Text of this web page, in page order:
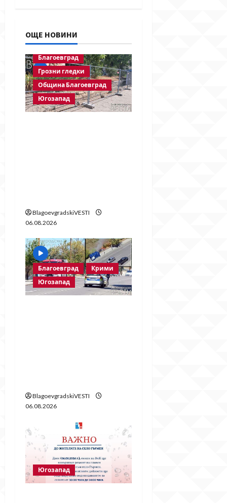
t
i
o
n
ОЩЕ НОВИНИ
Благоевград
Грозни гледки
Община Благоевград
Югозапад
BlagoevgradskiVESTI
06.08.2026
Благоевград
Крими
Югозапад
BlagoevgradskiVESTI
06.08.2026
Югозапад